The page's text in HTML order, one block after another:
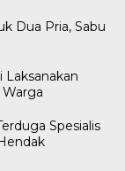
Dua Pria, Sabu
Laksanakan
Spesialis
Gelar
DPD II
DPD